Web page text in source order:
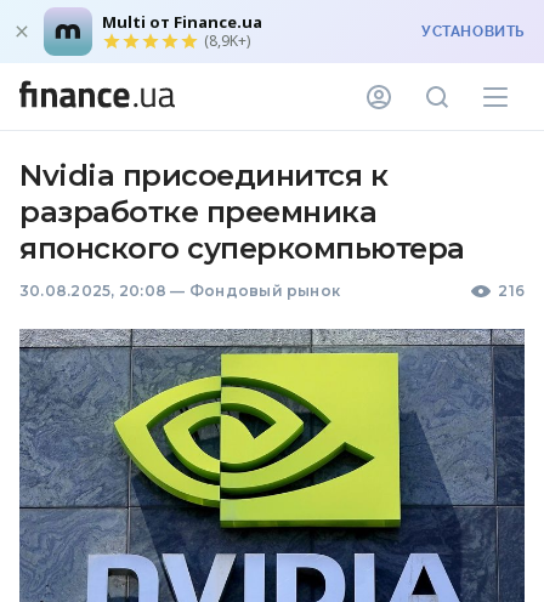
Multi от Finance.ua
(8,9K+) УСТАНОВИТЬ
Nvidia присоединится к
разработке преемника
японского суперкомпьютера
30.08.2025, 20:08 — Фондовый рынок 216